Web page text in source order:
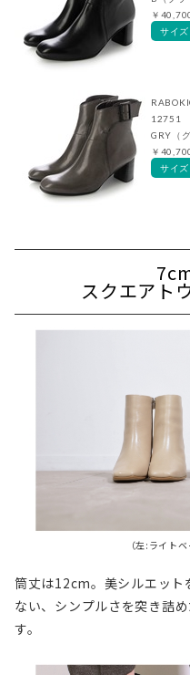
￥
サイ
12751
GRY（
￥
サイ
スクエアト
（左:ライト
筒丈は12cm。美シルエット
ない、シンプルさを突き詰
す。